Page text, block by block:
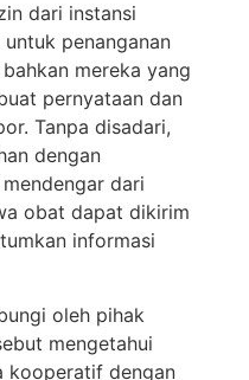
dari instansi
penanganan
mereka yang
pernyataan dan
Tanpa disadari,
dengan
dari
obat dapat dikirim
informasi
oleh pihak
mengetahui
kooperatif dengan